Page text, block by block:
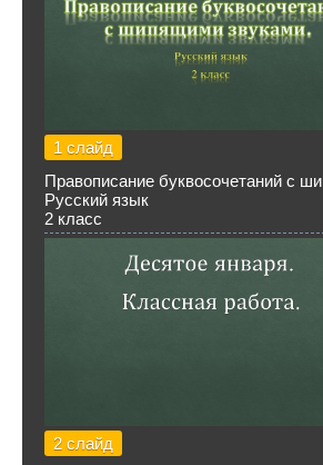
1 слайд
Правописание буквосочетаний с
Русский язык
2 класс
2 слайд